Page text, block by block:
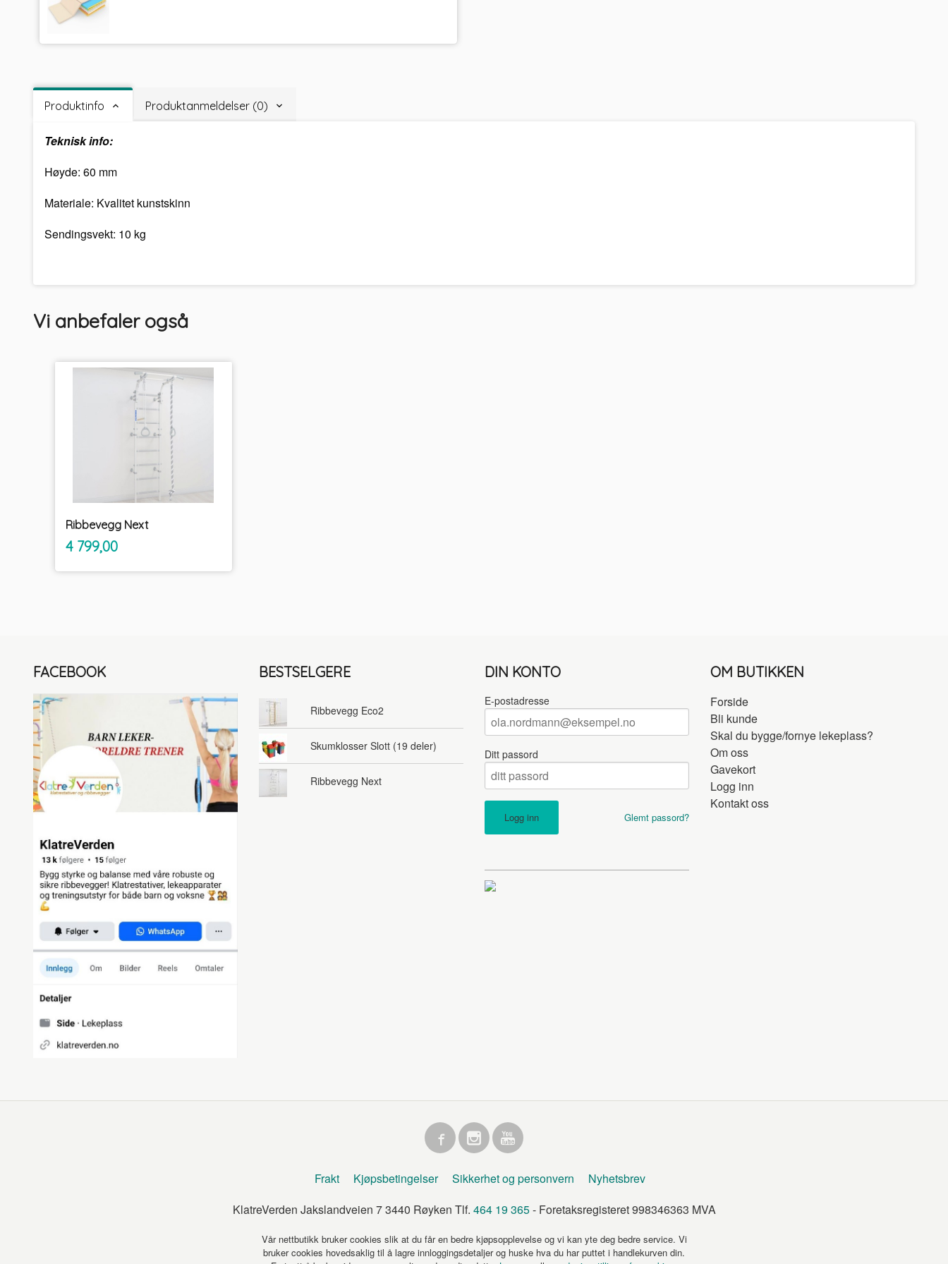
Produktinfo Produktanmeldelser (0)
Teknisk info:
Høyde: 60 mm
Materiale: Kvalitet kunstskinn
Sendingsvekt: 10 kg
Vi anbefaler også
Ribbevegg Next
Pris
4 799,00mva.
FACEBOOK BESTSELGERE
Ribbevegg Eco2
Skumklosser Slott (19 deler)
Ribbevegg Next
DIN KONTO
E-postadresse
Ditt passord
Glemt passord?
OM BUTIKKEN
Forside
Bli kunde
Skal du bygge/fornye lekeplass?
Om oss
Gavekort
Logg inn
Kontakt oss
Frakt Kjøpsbetingelser Sikkerhet og personvern
Nyhetsbrev
KlatreVerden Jakslandveien 7 3440 Røyken Tlf. 464 19 365- Foretaksregisteret 998346363 MVA
Vår nettbutikk bruker cookies slik at du får en bedre kjøpsopplevelse og vi kan yte deg bedre service. Vi
bruker cookies hovedsaklig til å lagre innloggingsdetaljer og huske hva du har puttet i handlekurven din.